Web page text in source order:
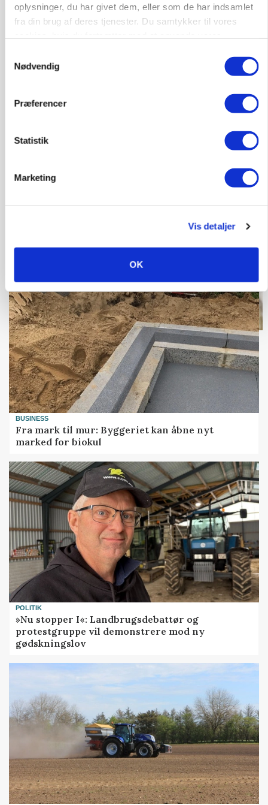
oplysninger, du har givet dem, eller som de har indsamlet
fra din brug af deres tjenester. Du samtykker til vores
Nødvendig
Præferencer
Statistik
Marketing
Vis detaljer
OK
Ejer eller medejer? Nyt tv-format udfordrer
landbrugets ejerstruktur
Russisk mælkepris dykker 23 procent
Loading...
BUSINESS
Fra mark til mur: Byggeriet kan åbne nyt
marked for biokul
POLITIK
»Nu stopper I«: Landbrugsdebattør og
protestgruppe vil demonstrere mod ny
gødskningslov